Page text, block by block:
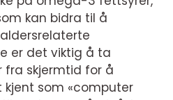
kan bidra til å
er det viktig å ta
fra skjermtid for å
som «computer